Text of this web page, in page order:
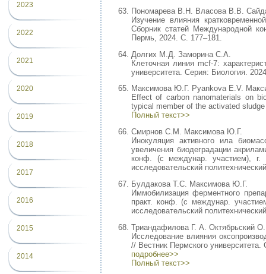
2023
2022
2021
2020
2019
2018
2017
2016
2015
2014
Пономарева В.Н. Власова В.В.
Изучение влияния
Сборник статей Международной
Пермь, 2024. С. 177–181.
Долгих М.Д. Заморина С.А.
Клеточная линия mcf-7:
университета. Серия: Биология.
Максимова Ю.Г. Pyankova E.V.
Effect of carbon nanomaterials on
typical member of the activated
Полный текст>>
Смирнов С.М. Максимова Ю.Г.
Инокуляция активного ила
увеличения биодеградации
конф. (с междунар. участием),
исследовательский
Булдакова Т.С. Максимова Ю.Г.
Иммобилизация ферментного
практ. конф. (с междунар.
исследовательский
Триандафилова Г. А. Октябрьский
Исследование влияния
// Вестник Пермского
подробнее>>
Полный текст>>